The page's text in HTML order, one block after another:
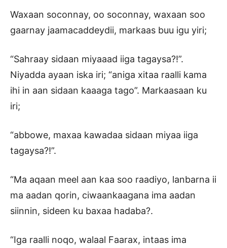
Waxaan soconnay, oo soconnay, waxaan soo
gaarnay jaamacaddeydii, markaas buu igu yiri;
“Sahraay sidaan miyaaad iiga tagaysa?!”.
Niyadda ayaan iska iri; “aniga xitaa raalli kama
ihi in aan sidaan kaaaga tago”. Markaasaan ku
iri;
“abbowe, maxaa kawadaa sidaan miyaa iiga
tagaysa?!”.
“Ma aqaan meel aan kaa soo raadiyo, lanbarna ii
ma aadan qorin, ciwaankaagana ima aadan
siinnin, sideen ku baxaa hadaba?.
“Iga raalli noqo, walaal Faarax, intaas ima